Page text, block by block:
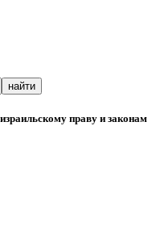
праву и законам